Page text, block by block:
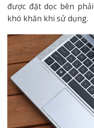
được đặt dọc bên
khó khăn khi sử dụng.